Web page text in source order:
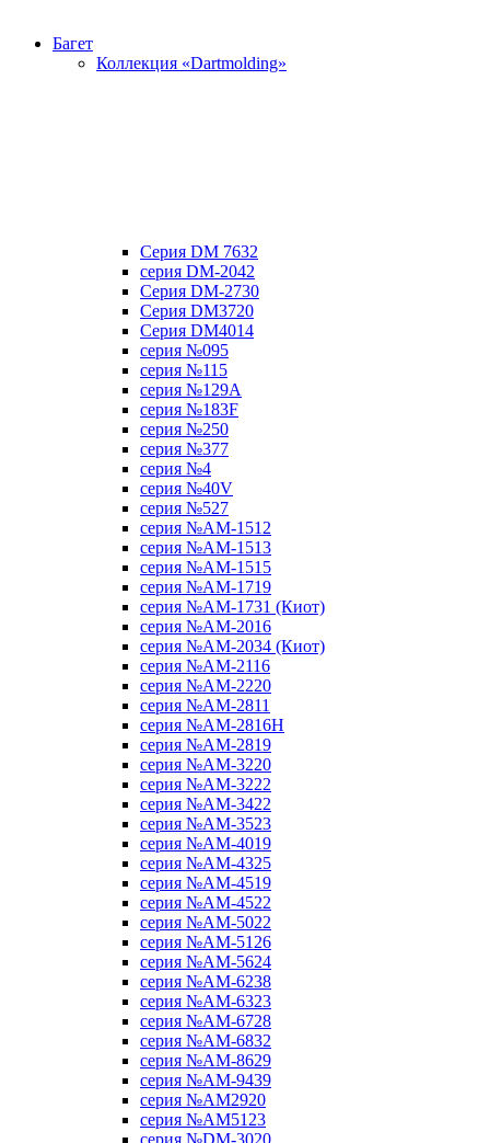
Багет
Коллекция «Dartmolding»
Серия DM 7632
серия DM-2042
Серия DM-2730
Серия DM3720
Серия DM4014
серия №095
серия №115
серия №129A
серия №183F
серия №250
серия №377
серия №4
серия №40V
серия №527
серия №AM-1512
серия №AM-1513
серия №AM-1515
серия №AM-1719
серия №AM-1731 (Киот)
серия №AM-2016
серия №AM-2034 (Киот)
серия №AM-2116
серия №AM-2220
серия №AM-2811
серия №AM-2816H
серия №AM-2819
серия №AM-3220
серия №AM-3222
серия №AM-3422
серия №AM-3523
серия №AM-4019
серия №AM-4325
серия №AM-4519
серия №AM-4522
серия №AM-5022
серия №AM-5126
серия №AM-5624
серия №AM-6238
серия №AM-6323
серия №AM-6728
серия №AM-6832
серия №AM-8629
серия №AM-9439
серия №AM2920
серия №AM5123
серия №DM-3020